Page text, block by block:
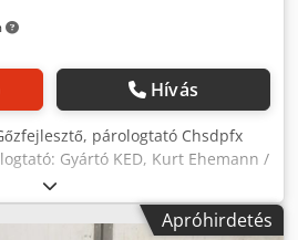
Hívás
párologtató Chsdpfx
Gyártó KED, Kurt Ehemann /
- Mennyiség: 5 db
darabonként - Teljes méret: Ø
kg/db
Apróhirdetés